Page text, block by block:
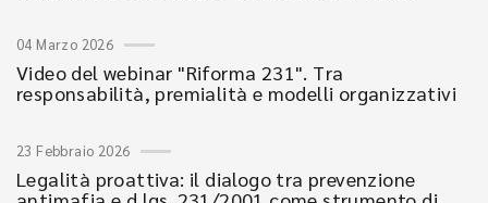
04 Marzo 2026
Video del webinar "Riforma 231". Tra
responsabilità, premialità e modelli organizzativi
23 Febbraio 2026
Legalità proattiva: il dialogo tra prevenzione